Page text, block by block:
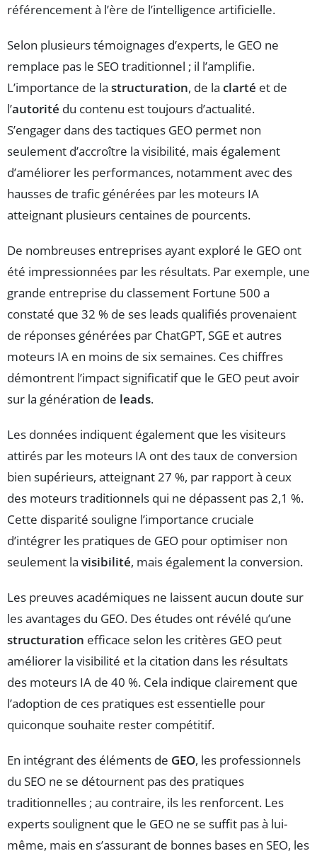
référencement à l’ère de l’intelligence artificielle.
Selon plusieurs témoignages d’experts, le GEO ne
remplace pas le SEO traditionnel ; il l’amplifie.
L’importance de la structuration, de la clarté et de
l’autorité du contenu est toujours d’actualité.
S’engager dans des tactiques GEO permet non
seulement d’accroître la visibilité, mais également
d’améliorer les performances, notamment avec des
hausses de trafic générées par les moteurs IA
atteignant plusieurs centaines de pourcents.
De nombreuses entreprises ayant exploré le GEO ont
été impressionnées par les résultats. Par exemple, une
grande entreprise du classement Fortune 500 a
constaté que 32 % de ses leads qualifiés provenaient
de réponses générées par ChatGPT, SGE et autres
moteurs IA en moins de six semaines. Ces chiffres
démontrent l’impact significatif que le GEO peut avoir
sur la génération de leads.
Les données indiquent également que les visiteurs
attirés par les moteurs IA ont des taux de conversion
bien supérieurs, atteignant 27 %, par rapport à ceux
des moteurs traditionnels qui ne dépassent pas 2,1 %.
Cette disparité souligne l’importance cruciale
d’intégrer les pratiques de GEO pour optimiser non
seulement la visibilité, mais également la conversion.
Les preuves académiques ne laissent aucun doute sur
les avantages du GEO. Des études ont révélé qu’une
structuration efficace selon les critères GEO peut
améliorer la visibilité et la citation dans les résultats
des moteurs IA de 40 %. Cela indique clairement que
l’adoption de ces pratiques est essentielle pour
quiconque souhaite rester compétitif.
En intégrant des éléments de GEO, les professionnels
du SEO ne se détournent pas des pratiques
traditionnelles ; au contraire, ils les renforcent. Les
experts soulignent que le GEO ne se suffit pas à lui-
même, mais en s’assurant de bonnes bases en SEO, les